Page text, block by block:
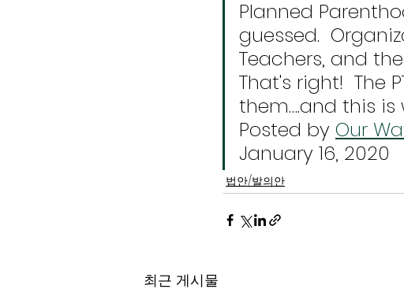
Planned
guessed.
Teachers, and
That's right!  The
them….and this
Posted by Our
January 16, 2020
법안/발의안
최근 게시물